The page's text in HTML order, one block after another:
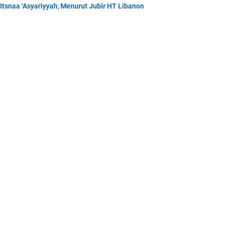
Itsnaa ‘Asyariyyah, Menurut Jubir HT Libanon